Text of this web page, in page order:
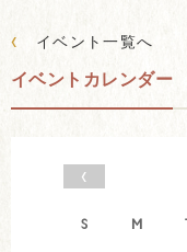
‹ イベント一覧へ
イベントカレンダー
‹
S M